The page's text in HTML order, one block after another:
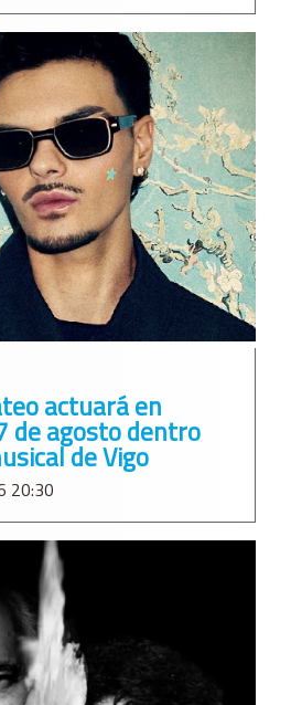
actuará en
de agosto dentro
de Vigo
20:30